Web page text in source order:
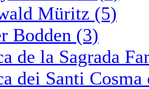
Müritz (5)
Bodden (3)
de la Sagrada
dei Santi